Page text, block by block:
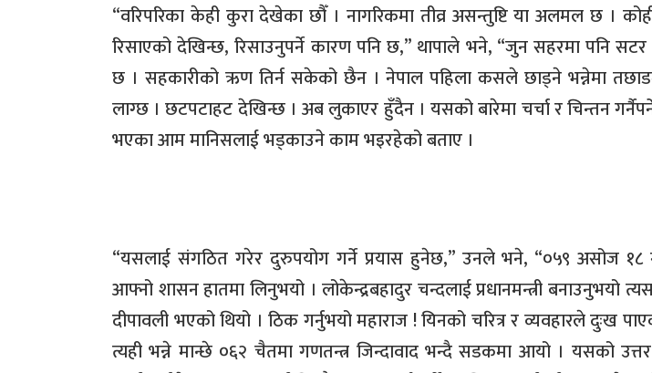
“वरिपरिका केही कुरा देखेका छौँ । नागरिकमा तीव्र असन्तुष्टि या अलमल छ ।
रिसाएको देखिन्छ,रिसाउनुपर्ने कारण पनि छ,” थापाले भने, “जुन सहरमा पनि
छ । सहकारीको ऋण तिर्न सकेको छैन । नेपाल पहिला कसले छाड्ने भन्नेमा
लाग्छ । छटपटाहट देखिन्छ । अब लुकाएर हुँदैन । यसको बारेमा चर्चा र चिन्तन
भएका आम मानिसलाई भड्काउने काम भइरहेको बताए ।
“यसलाई संगठित गरेर दुरुपयोग गर्ने प्रयास हुनेछ,” उनले भने, “०५९ असोज १८
आफ्नो शासन हातमा लिनुभयो । लोकेन्द्रबहादुर चन्दलाई प्रधानमन्त्री बनाउनुभयो
दीपावली भएको थियो । ठिक गर्नुभयो महाराज !यिनको चरित्र र व्यवहारले दुःख
त्यही भन्ने मान्छे ०६२ चैतमा गणतन्त्र जिन्दावाद भन्दै सडकमा आयो । यसको